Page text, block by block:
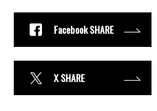
Facebook SHARE
X SHARE